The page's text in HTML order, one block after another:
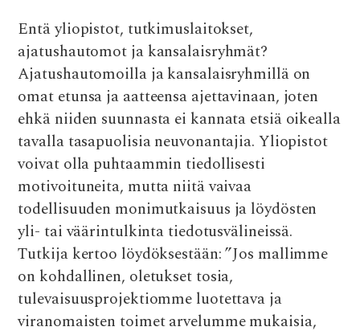
Entä yliopistot, tutkimuslaitokset,
ajatushautomot ja kansalaisryhmät?
Ajatushautomoilla ja kansalaisryhmillä on
omat etunsa ja aatteensa ajettavinaan, joten
ehkä niiden suunnasta ei kannata etsiä oikealla
tavalla tasapuolisia neuvonantajia. Yliopistot
voivat olla puhtaammin tiedollisesti
motivoituneita, mutta niitä vaivaa
todellisuuden monimutkaisuus ja löydösten
yli- tai väärintulkinta tiedotusvälineissä.
Tutkija kertoo löydöksestään: ”Jos mallimme
on kohdallinen, oletukset tosia,
tulevaisuusprojektiomme luotettava ja
viranomaisten toimet arvelumme mukaisia,